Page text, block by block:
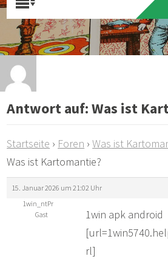
Antwort auf: Was ist
Startseite › Foren › Was ist
Was ist Kartomantie?
15. Januar 2026 um 21:02 Uhr
1win_ntPr
Gast
1win apk android
rl]